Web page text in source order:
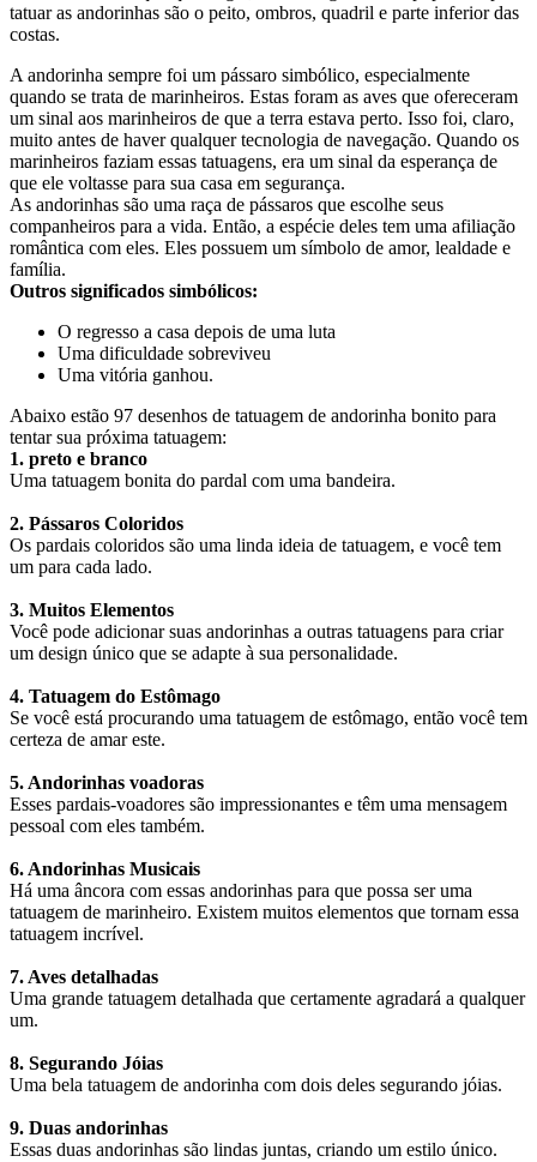
tatuar as andorinhas são o peito, ombros, quadril e parte inferior das
costas.
A andorinha sempre foi um pássaro simbólico, especialmente
quando se trata de marinheiros. Estas foram as aves que ofereceram
um sinal aos marinheiros de que a terra estava perto. Isso foi, claro,
muito antes de haver qualquer tecnologia de navegação. Quando os
marinheiros faziam essas tatuagens, era um sinal da esperança de
que ele voltasse para sua casa em segurança.
As andorinhas são uma raça de pássaros que escolhe seus
companheiros para a vida. Então, a espécie deles tem uma afiliação
romântica com eles. Eles possuem um símbolo de amor, lealdade e
família.
Outros significados simbólicos:
O regresso a casa depois de uma luta
Uma dificuldade sobreviveu
Uma vitória ganhou.
Abaixo estão 97 desenhos de tatuagem de andorinha bonito para
tentar sua próxima tatuagem:
1. preto e branco
Uma tatuagem bonita do pardal com uma bandeira.
2. Pássaros Coloridos
Os pardais coloridos são uma linda ideia de tatuagem, e você tem
um para cada lado.
3. Muitos Elementos
Você pode adicionar suas andorinhas a outras tatuagens para criar
um design único que se adapte à sua personalidade.
4. Tatuagem do Estômago
Se você está procurando uma tatuagem de estômago, então você tem
certeza de amar este.
5. Andorinhas voadoras
Esses pardais-voadores são impressionantes e têm uma mensagem
pessoal com eles também.
6. Andorinhas Musicais
Há uma âncora com essas andorinhas para que possa ser uma
tatuagem de marinheiro. Existem muitos elementos que tornam essa
tatuagem incrível.
7. Aves detalhadas
Uma grande tatuagem detalhada que certamente agradará a qualquer
um.
8. Segurando Jóias
Uma bela tatuagem de andorinha com dois deles segurando jóias.
9. Duas andorinhas
Essas duas andorinhas são lindas juntas, criando um estilo único.